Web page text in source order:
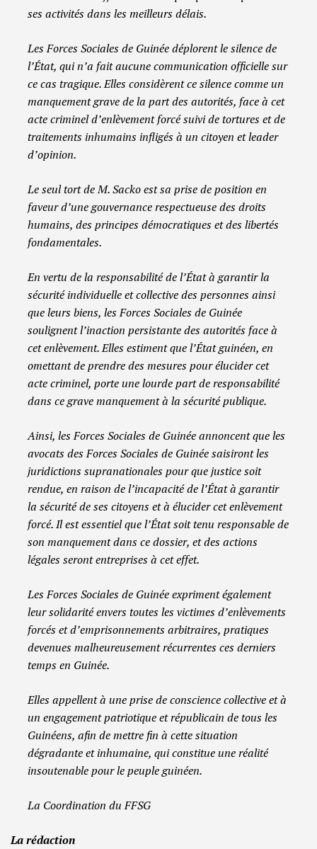
ses activités dans les meilleurs délais.
Les Forces Sociales de Guinée déplorent le silence de
l’État, qui n’a fait aucune communication officielle sur
ce cas tragique. Elles considèrent ce silence comme un
manquement grave de la part des autorités, face à cet
acte criminel d’enlèvement forcé suivi de tortures et de
traitements inhumains infligés à un citoyen et leader
d’opinion.
Le seul tort de M. Sacko est sa prise de position en
faveur d’une gouvernance respectueuse des droits
humains, des principes démocratiques et des libertés
fondamentales.
En vertu de la responsabilité de l’État à garantir la
sécurité individuelle et collective des personnes ainsi
que leurs biens, les Forces Sociales de Guinée
soulignent l’inaction persistante des autorités face à
cet enlèvement. Elles estiment que l’État guinéen, en
omettant de prendre des mesures pour élucider cet
acte criminel, porte une lourde part de responsabilité
dans ce grave manquement à la sécurité publique.
Ainsi, les Forces Sociales de Guinée annoncent que les
avocats des Forces Sociales de Guinée saisiront les
juridictions supranationales pour que justice soit
rendue, en raison de l’incapacité de l’État à garantir
la sécurité de ses citoyens et à élucider cet enlèvement
forcé. Il est essentiel que l’État soit tenu responsable de
son manquement dans ce dossier, et des actions
légales seront entreprises à cet effet.
Les Forces Sociales de Guinée expriment également
leur solidarité envers toutes les victimes d’enlèvements
forcés et d’emprisonnements arbitraires, pratiques
devenues malheureusement récurrentes ces derniers
temps en Guinée.
Elles appellent à une prise de conscience collective et à
un engagement patriotique et républicain de tous les
Guinéens, afin de mettre fin à cette situation
dégradante et inhumaine, qui constitue une réalité
insoutenable pour le peuple guinéen.
La Coordination du FFSG
La rédaction